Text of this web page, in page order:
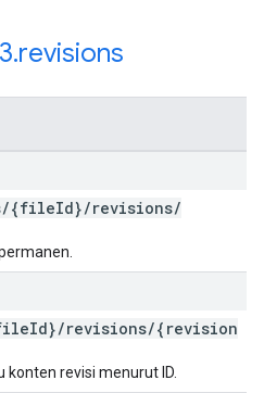
.revisions
/{fileId}/revisions/
Id}/revisions/{revision
revisi menurut ID.